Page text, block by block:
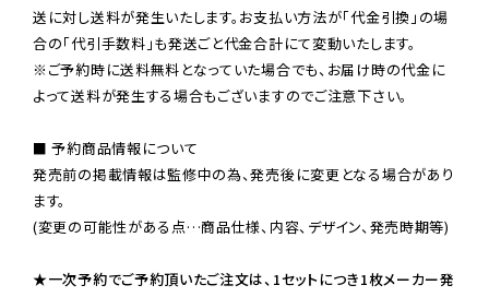
送に対し送料が発生いたします。お支払い方法が「代金引換」の場
※ご予約時に送料無料となっていた場合でも、お届け時の代金に
よって送料が発生する場合もございますのでご注意下さい。
■ 予約商品情報について
発売前の掲載情報は監修中の為、発売後に変更となる場合があり
ます。
(変更の可能性がある点…商品仕様、内容、デザイン、発売時期等)
★一次予約でご予約頂いたご注文は、1セットにつき1枚メーカー発